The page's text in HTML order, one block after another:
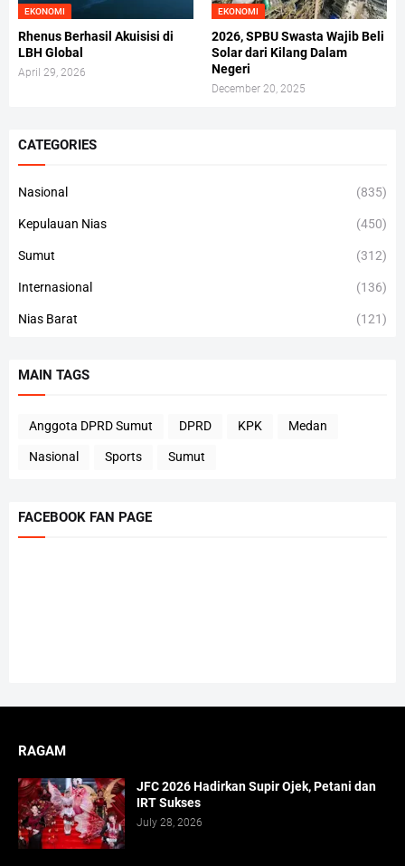
EKONOMI
Rhenus Berhasil Akuisisi di
LBH Global
April 29, 2026
EKONOMI
2026, SPBU Swasta Wajib Beli
Solar dari Kilang Dalam
Negeri
December 20, 2025
CATEGORIES
Nasional (835)
Kepulauan Nias (450)
Sumut (312)
Internasional (136)
Nias Barat (121)
MAIN TAGS
Anggota DPRD Sumut DPRD KPK Medan
Nasional Sports Sumut
FACEBOOK FAN PAGE
RAGAM
JFC 2026 Hadirkan Supir Ojek, Petani dan
IRT Sukses
July 28, 2026